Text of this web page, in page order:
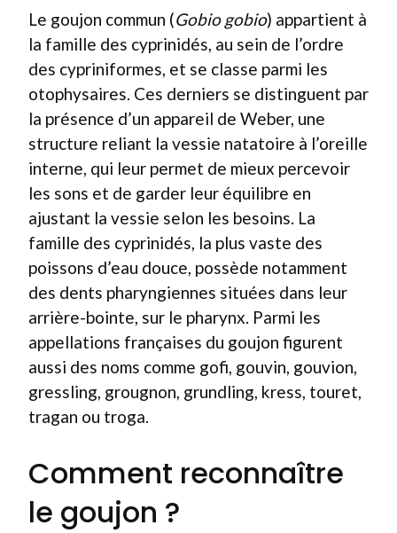
Le goujon commun (Gobio gobio) appartient à
la famille des cyprinidés, au sein de l’ordre
des cypriniformes, et se classe parmi les
otophysaires. Ces derniers se distinguent par
la présence d’un appareil de Weber, une
structure reliant la vessie natatoire à l’oreille
interne, qui leur permet de mieux percevoir
les sons et de garder leur équilibre en
ajustant la vessie selon les besoins. La
famille des cyprinidés, la plus vaste des
poissons d’eau douce, possède notamment
des dents pharyngiennes situées dans leur
arrière-bointe, sur le pharynx. Parmi les
appellations françaises du goujon figurent
aussi des noms comme gofi, gouvin, gouvion,
gressling, grougnon, grundling, kress, touret,
tragan ou troga.
Comment reconnaître
le goujon ?